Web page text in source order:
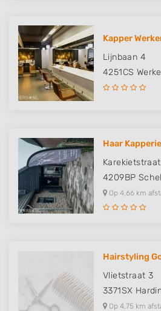
Kapper
Lijnbaan 4
4251CS
Haar Kapperie
4209BP
Op 4,66 km
Hairstyling
Vlietstraat 3
3371SX
Op 4,75 km